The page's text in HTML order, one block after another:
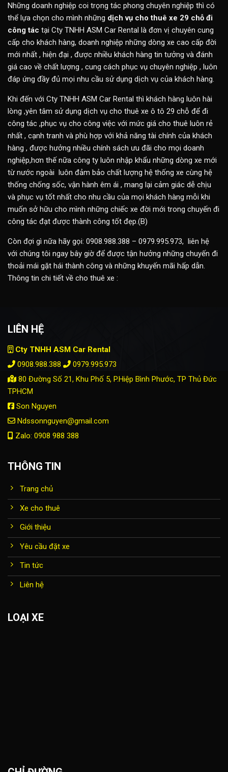
Những doanh nghiệp coi trọng tác phong chuyên nghiệp thì có
thể lựa chọn cho mình những dịch vụ cho thuê xe 29 chỗ đi
công tác tại Cty TNHH ASM Car Rental là đơn vị chuyên cung
cấp cho khách hàng, doanh nghiệp những dòng xe cao cấp đời
mới nhất , hiện đại , được nhiều khách hàng tin tưởng và đánh
giá cao về chất lượng , cung cách phục vụ chuyên nghiệp , luôn
đáp ứng đầy đủ mọi nhu cầu sử dụng dịch vụ của khách hàng.
Khi đến với Cty TNHH ASM Car Rental thì khách hàng luôn hài
lòng ,yên tâm sử dụng dịch vụ cho thuê xe ô tô 29 chỗ để đi
công tác ,phục vụ cho công việc với mức giá cho thuê luôn rẻ
nhất , cạnh tranh và phù hợp với khả năng tài chính của khách
hàng , được hưởng nhiều chính sách ưu đãi cho mọi doanh
nghiệp,hơn thế nữa công ty luôn nhập khẩu những dòng xe mới
từ nước ngoài luôn đảm bảo chất lượng hệ thống xe cùng hệ
thống chống sốc, vận hành êm ái , mang lại cảm giác dễ chịu
và phục vụ tốt nhất cho nhu cầu của mọi khách hàng mỗi khi
muốn sở hữu cho mình những chiếc xe đời mới trong chuyến đi
công tác đạt được thành công tốt đẹp.(B)
Còn đợi gì nữa hãy gọi: 0908.988.388 – 0979.995.973, liên hệ
với chúng tôi ngay bây giờ để được tận hưởng những chuyến đi
thoải mái gặt hái thành công và những khuyến mãi hấp dẫn.
Thông tin chi tiết về cho thuê xe :
LIÊN HỆ
Cty TNHH ASM Car Rental
0908.988.388
0979.995.973
80 Đường Số 21, Khu Phố 5, P.Hiệp Bình Phước, TP Thủ Đức
TPHCM
Son Nguyen
Ndssonnguyen@gmail.com
Zalo: 0908 988 388
THÔNG TIN
Trang chủ
Xe cho thuê
Giới thiệu
Yêu cầu đặt xe
Tin tức
Liên hệ
LOẠI XE